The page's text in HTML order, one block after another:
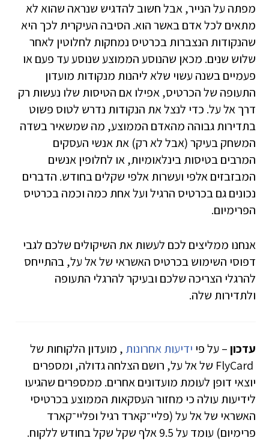
מפתה על הנייר, אבל חשוב להדגיש שנראה שהוא לא
מתאים לכל אדם באשר הוא. הסיבה העיקרית לכך היא
שהנקודות הנצברות בכרטיס נמחקות לחלוטין לאחר
שלוש שנים. מכאן שהנוסע הממוצע שנוסע עד פעם או
פעמיים בשנה עשוי שלא ליהנות מנקודות מועדון
התעופה של הכרטיס, אפילו אם הטיסות שלו נעשות רק
דרך אל על. כדי לנצל את הנקודות נדרש לטוס פשוט
בתדירות גבוהה מהאדם הממוצע, מה שמשאיר בשדה
המשחק בעיקר (אבל לא רק) את אנשי העסקים
המרבים בטיסות בינלאומיות, או לחלופין אנשים
המבזבזים אלפי ועשרות אלפי שקלים בחודש. הדברים
נכונים גם בכרטיס הרגיל ועל אחת כמה וכמה בכרטיס
הפרימיום.
אנחנו ממליצים לכם לעשות את השיקולים שלכם לגבי
דפוסי השימוש בכרטיס האשראי של אל על, בהתייחס
להרגלי הצריכה שלכם ובעיקר להרגלי התעופה
ולתדירות שלה.
עדכון– על פי ידיעות אחרונות , מועדון הלקוחות של
FlyCard של אל על, רושם הצלחה גדולה, ומספרים
יוצאי דופן לעומת מועדונים אחרים. ממספרים שהגיעו
לידיעות עולה כי מחזור העסקאות הממוצע בכרטיסי
האשראי של אל על (פליי־קארד רגיל ופליי־קארד
פרימיום) עומד על 9.5 אלף שקל שקל בחודש ללקוח.